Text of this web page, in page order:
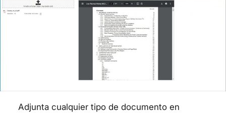
Adjunta cualquier tipo de documento en